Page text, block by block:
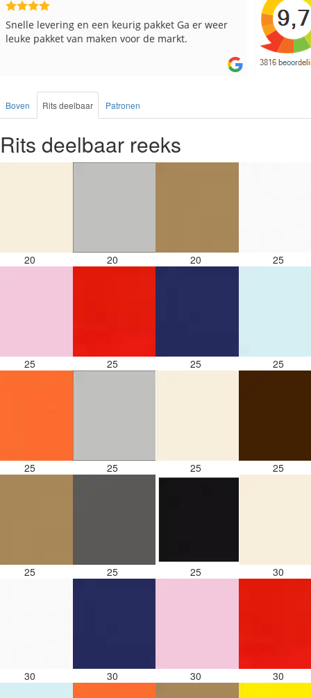
Reeds meerdere keren breigaren en breinaalden
besteld, altijd heel tevreden over de service.
Snelle
Boven Rits deelbaar Patronen
Rits deelbaar reeks
20 20 20 25
25 25 25 25
25 25 25 25
25 25 25 30
30 30 30 30